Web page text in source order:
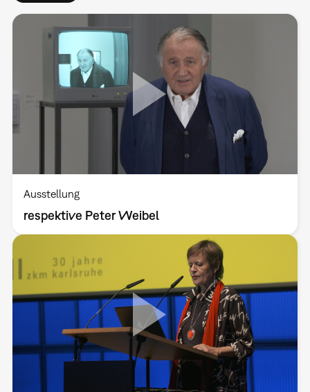
Ausstellung
respektive Peter Weibel